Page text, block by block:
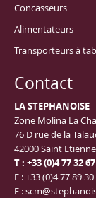
Concasseurs
Alimentateurs
Transporteurs à
Contact
LA STEPHANOISE
Zone Molina La
76 D rue de la
42000 Saint
T : +33 (0)4 77 32
F : +33 (0)4 77 89
E :